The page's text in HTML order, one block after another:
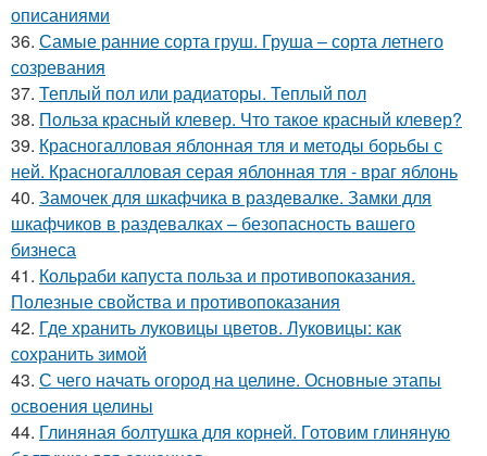
описаниями
36. Самые ранние сорта груш. Груша – сорта летнего
созревания
37. Теплый пол или радиаторы. Теплый пол
38. Польза красный клевер. Что такое красный клевер?
39. Красногалловая яблонная тля и методы борьбы с
ней. Красногалловая серая яблонная тля - враг яблонь
40. Замочек для шкафчика в раздевалке. Замки для
шкафчиков в раздевалках – безопасность вашего
бизнеса
41. Кольраби капуста польза и противопоказания.
Полезные свойства и противопоказания
42. Где хранить луковицы цветов. Луковицы: как
сохранить зимой
43. С чего начать огород на целине. Основные этапы
освоения целины
44. Глиняная болтушка для корней. Готовим глиняную